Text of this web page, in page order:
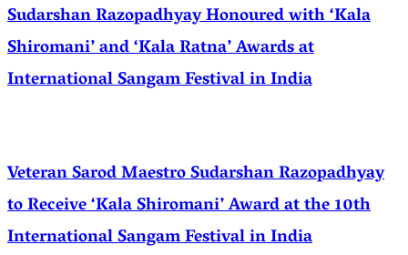
Sudarshan Razopadhyay Honoured with ‘Kala
Shiromani’ and ‘Kala Ratna’ Awards at
International Sangam Festival in India
Veteran Sarod Maestro Sudarshan Razopadhyay
to Receive ‘Kala Shiromani’ Award at the 10th
International Sangam Festival in India